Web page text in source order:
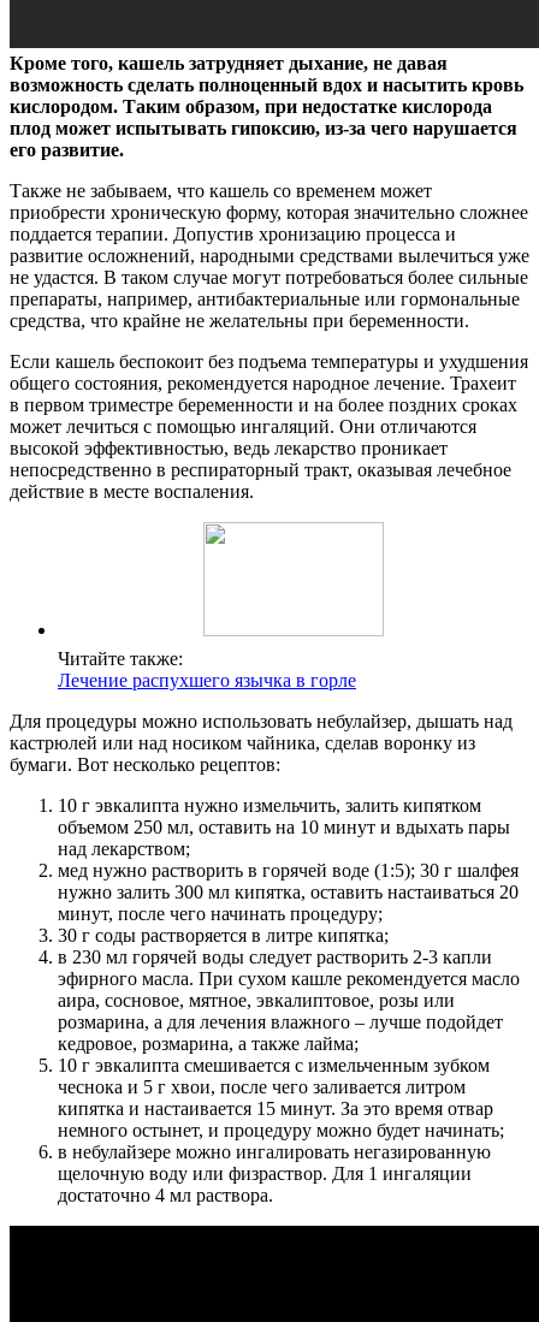
Кроме того, кашель затрудняет дыхание, не давая
возможность сделать полноценный вдох и насытить кровь
кислородом. Таким образом, при недостатке кислорода
плод может испытывать гипоксию, из-за чего нарушается
его развитие.
Также не забываем, что кашель со временем может
приобрести хроническую форму, которая значительно сложнее
поддается терапии. Допустив хронизацию процесса и
развитие осложнений, народными средствами вылечиться уже
не удастся. В таком случае могут потребоваться более сильные
препараты, например, антибактериальные или гормональные
средства, что крайне не желательны при беременности.
Если кашель беспокоит без подъема температуры и ухудшения
общего состояния, рекомендуется народное лечение. Трахеит
в первом триместре беременности и на более поздних сроках
может лечиться с помощью ингаляций. Они отличаются
высокой эффективностью, ведь лекарство проникает
непосредственно в респираторный тракт, оказывая лечебное
действие в месте воспаления.
Читайте также:
Лечение распухшего язычка в горле
Для процедуры можно использовать небулайзер, дышать над
кастрюлей или над носиком чайника, сделав воронку из
бумаги. Вот несколько рецептов:
10 г эвкалипта нужно измельчить, залить кипятком
объемом 250 мл, оставить на 10 минут и вдыхать пары
над лекарством;
мед нужно растворить в горячей воде (1:5); 30 г шалфея
нужно залить 300 мл кипятка, оставить настаиваться 20
минут, после чего начинать процедуру;
30 г соды растворяется в литре кипятка;
в 230 мл горячей воды следует растворить 2-3 капли
эфирного масла. При сухом кашле рекомендуется масло
аира, сосновое, мятное, эвкалиптовое, розы или
розмарина, а для лечения влажного – лучше подойдет
кедровое, розмарина, а также лайма;
10 г эвкалипта смешивается с измельченным зубком
чеснока и 5 г хвои, после чего заливается литром
кипятка и настаивается 15 минут. За это время отвар
немного остынет, и процедуру можно будет начинать;
в небулайзере можно ингалировать негазированную
щелочную воду или физраствор. Для 1 ингаляции
достаточно 4 мл раствора.